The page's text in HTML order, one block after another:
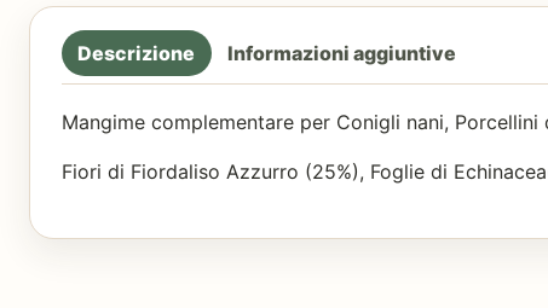
Descrizione Informazioni aggiuntive
Mangime complementare per Conigli nani, Porcellini
Fiori di Fiordaliso Azzurro (25%), Foglie di